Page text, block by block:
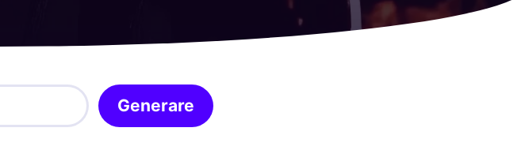
Generare